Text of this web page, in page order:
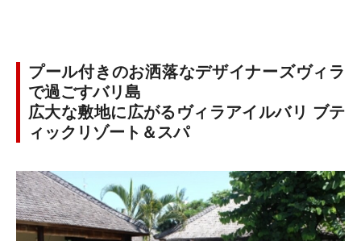
プール付きのお洒落なデザイナーズヴィラ
で過ごすバリ島
広大な敷地に広がるヴィラアイルバリ ブテ
ィックリゾート＆スパ